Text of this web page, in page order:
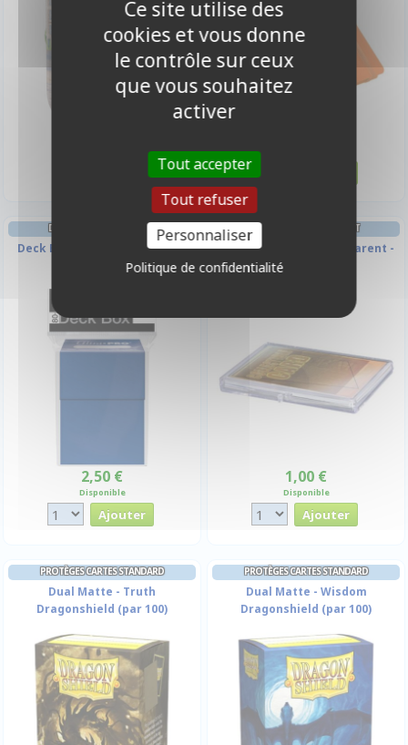
DECK BOX ET RANGEMENT
Deck Box Ultrapro - Bleu Roi (
Pacific Blue )
2,50 €
Disponible
DECK BOX ET RANGEMENT
Deck Box Rigide Transparent -
15 Cartes
1,00 €
Disponible
PROTÈGES CARTES STANDARD
Dual Matte - Truth
Dragonshield (par 100)
PROTÈGES CARTES STANDARD
Dual Matte - Wisdom
Dragonshield (par 100)
Ce site utilise des
cookies et vous donne
le contrôle sur ceux
que vous souhaitez
activer
Tout accepter
Tout refuser
Personnaliser
Politique de confidentialité